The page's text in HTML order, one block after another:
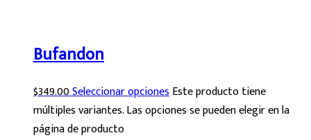
Bufandon
$349.00Seleccionar opcionesEste producto tiene
múltiples variantes. Las opciones se pueden elegir en la
página de producto